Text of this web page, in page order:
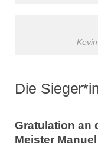
Die
Gratulation an
Meister